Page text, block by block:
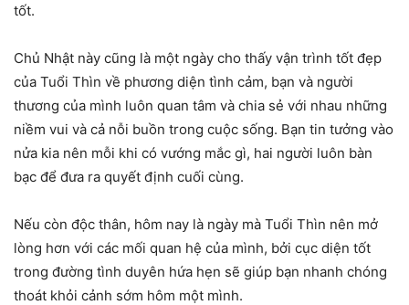
tốt.
Chủ Nhật này cũng là một ngày cho thấy vận trình tốt đẹp
của Tuổi Thìn về phương diện tình cảm, bạn và người
thương của mình luôn quan tâm và chia sẻ với nhau những
niềm vui và cả nỗi buồn trong cuộc sống. Bạn tin tưởng vào
nửa kia nên mỗi khi có vướng mắc gì, hai người luôn bàn
bạc để đưa ra quyết định cuối cùng.
Nếu còn độc thân, hôm nay là ngày mà Tuổi Thìn nên mở
lòng hơn với các mối quan hệ của mình, bởi cục diện tốt
trong đường tình duyên hứa hẹn sẽ giúp bạn nhanh chóng
thoát khỏi cảnh sớm hôm một mình.